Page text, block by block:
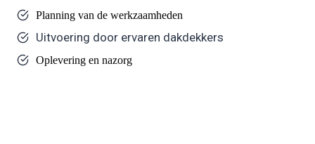
Planning van de werkzaamheden
Uitvoering door ervaren dakdekkers
Oplevering en nazorg